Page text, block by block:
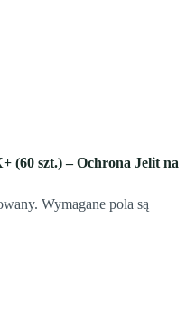
(60 szt.) – Ochrona Jelit na
Wymagane pola są